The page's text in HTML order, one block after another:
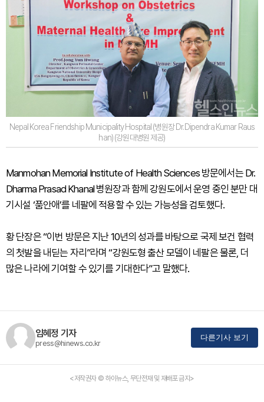
Nepal Korea Friendship Municipality Hospital (병원장 Dr.Dipendra Kumar Raus
han) (강원대병원 제공)
Manmohan Memorial Institute of Health Sciences 방문에서는 Dr.
Dharma Prasad Khanal 병원장과 함께 강원도에서 운영 중인 분만 대
기시설 ‘품안애’를 네팔에 적용할 수 있는 가능성을 검토했다.
황 단장은 “이번 방문은 지난 10년의 성과를 바탕으로 국제 보건 협력
의 첫발을 내딛는 자리”라며 “강원도형 출산 모델이 네팔은 물론, 더
많은 나라에 기여할 수 있기를 기대한다”고 말했다.
임혜정 기자
press@hinews.co.kr
다른기사 보기
<저작권자 © 하이뉴스, 무단전재 및 재배포 금지>